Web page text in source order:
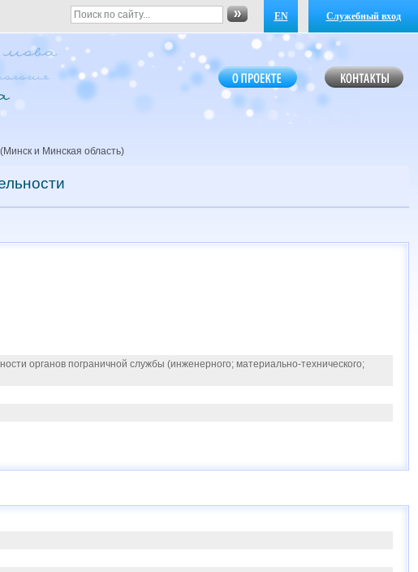
EN Служебный вход
(Минск и Минская область)
органов пограничной службы (инженерного; материально-технического;